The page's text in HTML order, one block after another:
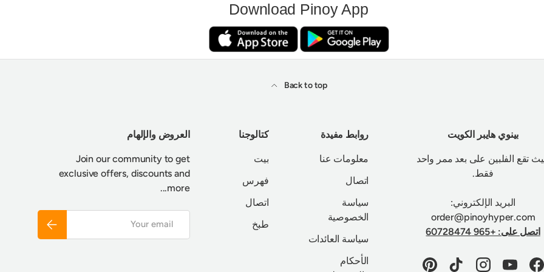
Download Pinoy App
Back to top
بينوي هايبر الكويت
تقع الفلبين على بعد ممر واحد
فقط.
البريد الإلكتروني:
order@pinoyhyper.com
اتصل على: +965 60728474
روابط مفيدة
معلومات عنا
اتصال
سياسة
الخصوصية
سياسة العائدات
الأحكام
كتالوجنا
بيت
فهرس
اتصال
طبخ
العروض والإلهام
Join our community to get
exclusive offers, discounts and
more...
Subscribe